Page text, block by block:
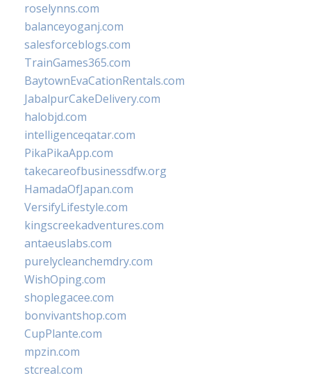
roselynns.com
balanceyoganj.com
salesforceblogs.com
TrainGames365.com
BaytownEvaCationRentals.com
JabalpurCakeDelivery.com
halobjd.com
intelligenceqatar.com
PikaPikaApp.com
takecareofbusinessdfw.org
HamadaOfJapan.com
VersifyLifestyle.com
kingscreekadventures.com
antaeuslabs.com
purelycleanchemdry.com
WishOping.com
shoplegacee.com
bonvivantshop.com
CupPlante.com
mpzin.com
stcreal.com